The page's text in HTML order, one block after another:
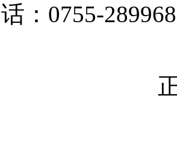
： 0755-